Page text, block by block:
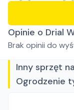
Opinie o Drial
Brak opinii do
Inny sprzęt
Ogrodzenie